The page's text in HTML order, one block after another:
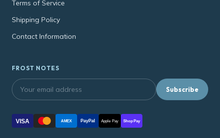
Terms of Service
Shipping Policy
Contact Information
FROST NOTES
Subscribe
VISA AMEX PayPal Apple Pay Shop Pay